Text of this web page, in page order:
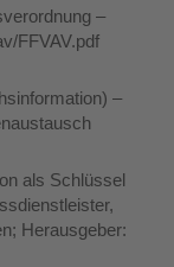
–
FFVAV.pdf
–
als Schlüssel
Herausgeber: